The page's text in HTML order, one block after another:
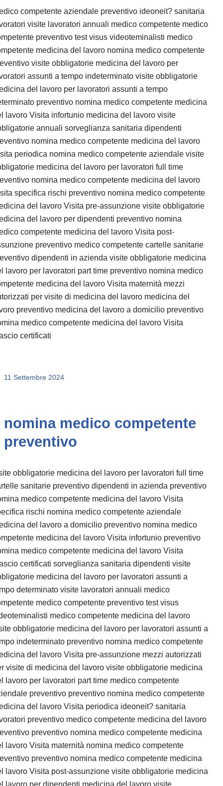
competente aziendale preventivo ideoneit? sanitaria
visite lavoratori annuali medico competente medico
preventivo test visus videoteminalisti medico
medicina del lavoro nomina medico competente
visite obbligatorie medicina del lavoro per
assunti a tempo indeterminato visite obbligatorie
del lavoro per lavoratori assunti a tempo
preventivo nomina medico competente medicina
lavoro Visita infortunio medicina del lavoro visite
annuali sorveglianza sanitaria dipendenti
nomina medico competente medicina del lavoro
periodica nomina medico competente aziendale visite
medicina del lavoro per lavoratori full time
nomina medico competente medicina del lavoro
specifica rischi preventivo nomina medico competente
del lavoro Visita pre-assunzione visite obbligatorie
del lavoro per dipendenti preventivo nomina
competente medicina del lavoro Visita post-
preventivo medico competente cartelle sanitarie
dipendenti in azienda visite obbligatorie medicina
lavoro per lavoratori part time preventivo nomina medico
medicina del lavoro Visita maternità mezzi
per visite di medicina del lavoro medicina del
preventivo medicina del lavoro a domicilio preventivo
medico competente medicina del lavoro Visita
certificati
11 Settembre 2024
nomina medico competente
preventivo
obbligatorie medicina del lavoro per lavoratori full time
sanitarie preventivo dipendenti in azienda preventivo
medico competente medicina del lavoro Visita
rischi nomina medico competente aziendale
del lavoro a domicilio preventivo nomina medico
medicina del lavoro Visita infortunio preventivo
medico competente medicina del lavoro Visita
certificati sorveglianza sanitaria dipendenti visite
medicina del lavoro per lavoratori assunti a
determinato visite lavoratori annuali medico
medico competente preventivo test visus
medico competente medicina del lavoro
obbligatorie medicina del lavoro per lavoratori assunti a
indeterminato preventivo nomina medico competente
del lavoro Visita pre-assunzione mezzi autorizzati
visite di medicina del lavoro visite obbligatorie medicina
lavoro per lavoratori part time medico competente
preventivo preventivo nomina medico competente
del lavoro Visita periodica ideoneit? sanitaria
preventivo medico competente medicina del lavoro
preventivo nomina medico competente medicina
lavoro Visita maternità nomina medico competente
preventivo nomina medico competente medicina
lavoro Visita post-assunzione visite obbligatorie medicina
lavoro per dipendenti medicina del lavoro visite